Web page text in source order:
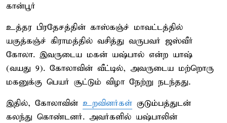
கான்பூர்
உத்தர பிரதேசத்தின் காஸ்கஞ்ச் மாவட்டத்தில்
யகுத்கஞ்ச் கிராமத்தில் வசித்து வருபவர் ஜஸ்வீர்
கோலா. இவருடைய மகன் யஷ்பால் என்ற யாஷ்
(வயது 9). கோலாவின் வீட்டில், அவருடைய மற்றொரு
மகனுக்கு பெயர் சூட்டும் விழா நேற்று நடந்தது.
இதில், கோலாவின் உறவினர்கள் குடும்பத்துடன்
கலந்து கொண்டனர். அவர்களில் யஷ்பாலின்